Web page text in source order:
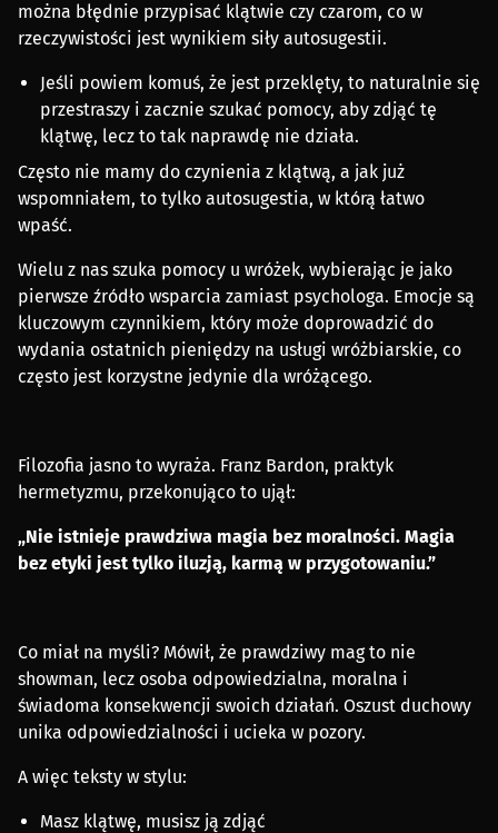
można błędnie przypisać klątwie czy czarom, co w
rzeczywistości jest wynikiem siły autosugestii.
Jeśli powiem komuś, że jest przeklęty, to naturalnie się
przestraszy i zacznie szukać pomocy, aby zdjąć tę
klątwę, lecz to tak naprawdę nie działa.
Często nie mamy do czynienia z klątwą, a jak już
wspomniałem, to tylko autosugestia, w którą łatwo
wpaść.
Wielu z nas szuka pomocy u wróżek, wybierając je jako
pierwsze źródło wsparcia zamiast psychologa. Emocje są
kluczowym czynnikiem, który może doprowadzić do
wydania ostatnich pieniędzy na usługi wróżbiarskie, co
często jest korzystne jedynie dla wróżącego.
Filozofia jasno to wyraża. Franz Bardon, praktyk
hermetyzmu, przekonująco to ujął:
„Nie istnieje prawdziwa magia bez moralności. Magia
bez etyki jest tylko iluzją, karmą w przygotowaniu.”
Co miał na myśli? Mówił, że prawdziwy mag to nie
showman, lecz osoba odpowiedzialna, moralna i
świadoma konsekwencji swoich działań. Oszust duchowy
unika odpowiedzialności i ucieka w pozory.
A więc teksty w stylu:
Masz klątwę, musisz ją zdjąć